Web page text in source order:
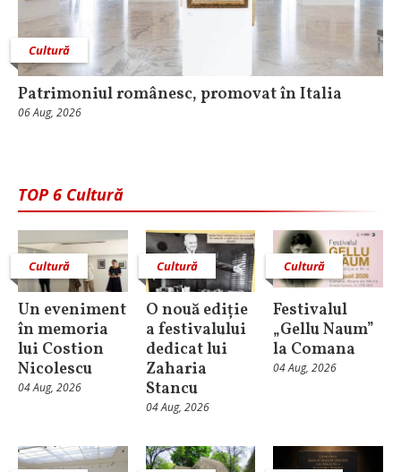
Cultură
Patrimoniul românesc, promovat în Italia
06 Aug, 2026
TOP 6 Cultură
Cultură
Un eveniment
în memoria
lui Costion
Nicolescu
04 Aug, 2026
Cultură
O nouă ediție
a festivalului
dedicat lui
Zaharia
Stancu
04 Aug, 2026
Cultură
Festivalul
„Gellu Naum”
la Comana
04 Aug, 2026